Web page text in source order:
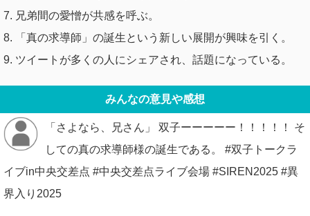
7. 兄弟間の愛憎が共感を呼ぶ。
8. 「真の求導師」の誕生という新しい展開が興味を引く。
9. ツイートが多くの人にシェアされ、話題になっている。
みんなの意見や感想
「さよなら、兄さん」 双子ーーーーー！！！！！ そ
しての真の求導師様の誕生である。 #双子トークラ
イブin中央交差点 #中央交差点ライブ会場 #SIREN2025 #異
界入り2025